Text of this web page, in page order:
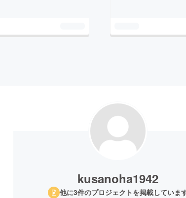
kusanoha1942
他に3件のプロジェクトを掲載していま